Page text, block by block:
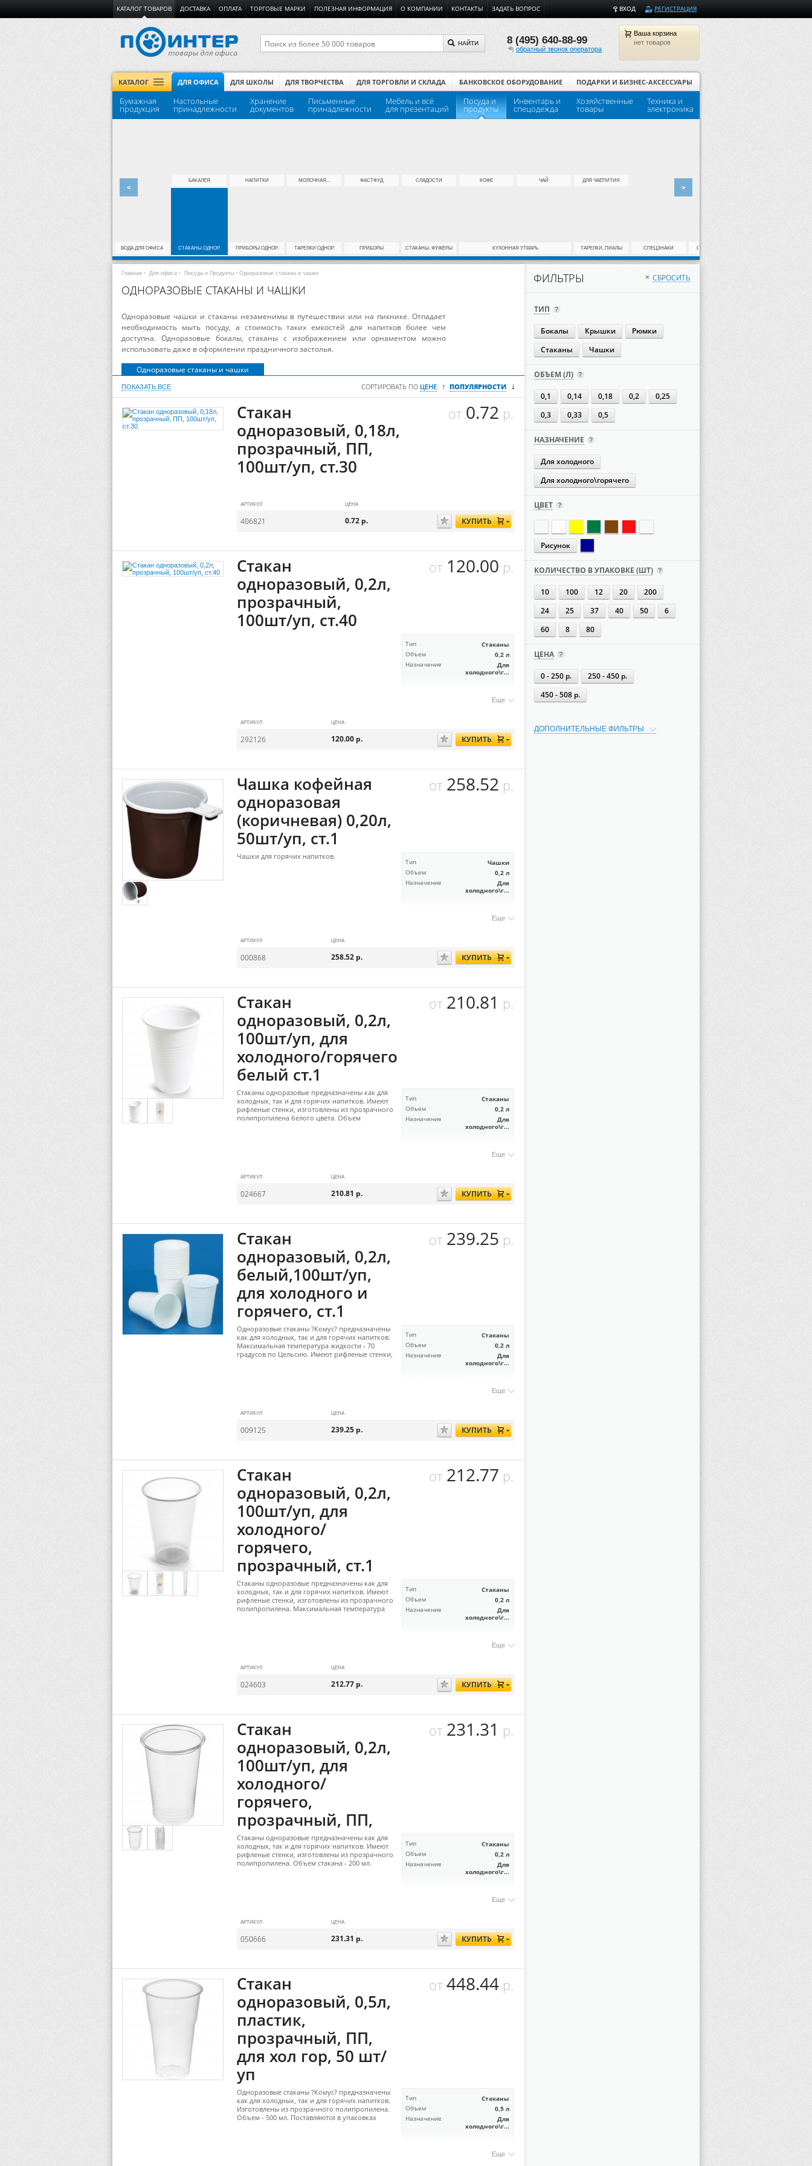
ВХОД РЕГИСТРАЦИЯ
КАТАЛОГ ТОВАРОВ ДОСТАВКА ОПЛАТА ТОРГОВЫЕ МАРКИ ПОЛЕЗНАЯ ИНФОРМАЦИЯ О КОМПАНИИ КОНТАКТЫ ЗАДАТЬ ВОПРОС
Ваша корзина
нет товаров
8 (495) 640-88-99
обратный звонок оператора
НАЙТИ
КАТАЛОГ ДЛЯ ОФИСА ДЛЯ ШКОЛЫ ДЛЯ ТВОРЧЕСТВА ДЛЯ ТОРГОВЛИ И СКЛАДА БАНКОВСКОЕ ОБОРУДОВАНИЕ ПОДАРКИ И БИЗНЕС-АКСЕССУАРЫ
Бумажная
продукция
Настольные
принадлежности
Хранение
документов
Письменные
принадлежности
Мебель и всё
для презентаций
Посуда и
продукты
Инвентарь и
спецодежда
Хозяйственные
товары
Техника и
электроника
ВОДА ДЛЯ ОФИСА
БАКАЛЕЯ НАПИТКИ МОЛОЧНАЯ... ФАСТФУД СЛАДОСТИ КОФЕ ЧАЙ ДЛЯ ЧАЕПИТИЯ
СТАКАНЫ ОДНОР. ПРИБОРЫ ОДНОР. ТАРЕЛКИ ОДНОР. ПРИБОРЫ СТАКАНЫ, ФУЖЕРЫ КУХОННАЯ УТВАРЬ ТАРЕЛКИ, ПИАЛЫ СПЕЦЗНАКИ ОДНОРАЗОВАЯ...
< >
ФИЛЬТРЫ × СБРОСИТЬ
ТИП
Бокалы Крышки
Рюмки
Стаканы
Чашки
ОБЪЕМ (Л)
0,1 0,14 0,18 0,2
0,25
0,3
0,33 0,5
НАЗНАЧЕНИЕ
Для холодного
Для холодного\горячего
ЦВЕТ
Рисунок
КОЛИЧЕСТВО В УПАКОВКЕ (ШТ)
10 100 12 20
200
24
25 37 40 50
6
60
8 80
ЦЕНА
0 - 250 р.
250 - 450 р.
450 - 508 р.
ДОПОЛНИТЕЛЬНЫЕ ФИЛЬТРЫ
Главная › Для офиса › Посуда и Продукты › Одноразовые стаканы и чашки
ОДНОРАЗОВЫЕ СТАКАНЫ И ЧАШКИ
Одноразовые чашки и стаканы незаменимы в путешествии или на пикнике. Отпадает
необходимость мыть посуду, а стоимость таких емкостей для напитков более чем
доступна. Одноразовые бокалы, стаканы с изображением или орнаментом можно
использовать даже в оформлении праздничного застолья.
Одноразовые стаканы и чашки
ПОКАЗАТЬ ВСЕ СОРТИРОВАТЬ ПО ЦЕНЕ ↑ ПОПУЛЯРНОСТИ ↓
Стакан
одноразовый, 0,18л,
прозрачный, ПП,
100шт/уп, ст.30
от 0.72 р.
АРТИКУЛ ЦЕНА
406821 0.72 р. КУПИТЬ
Стакан
одноразовый, 0,2л,
прозрачный,
100шт/уп, ст.40
от 120.00 р.
Тип Стаканы
Объем 0,2 л
Назначение
Для
холодного\г...
Еще
АРТИКУЛ ЦЕНА
292126 120.00 р. КУПИТЬ
Чашка кофейная
одноразовая
(коричневая) 0,20л,
50шт/уп, ст.1
от 258.52 р.
Чашки для горячих напитков.
Тип Чашки
Объем 0,2 л
Назначение
Для
холодного\г...
Еще
АРТИКУЛ ЦЕНА
000868 258.52 р. КУПИТЬ
Стакан
одноразовый, 0,2л,
100шт/уп, для
холодного/горячего
белый ст.1
от 210.81 р.
Стаканы одноразовые предназначены как для
холодных, так и для горячих напитков. Имеют
рифленые стенки, изготовлены из прозрачного
полипропилена белого цвета. Объем
Тип Стаканы
Объем 0,2 л
Назначение
Для
холодного\г...
Еще
АРТИКУЛ ЦЕНА
024667 210.81 р. КУПИТЬ
Стакан
одноразовый, 0,2л,
белый,100шт/уп,
для холодного и
горячего, ст.1
от 239.25 р.
Одноразовые стаканы ?Комус? предназначены
как для холодных, так и для горячих напитков.
Максимальная температура жидкости - 70
градусов по Цельсию. Имеют рифленые стенки,
Тип Стаканы
Объем 0,2 л
Назначение
Для
холодного\г...
Еще
АРТИКУЛ ЦЕНА
009125 239.25 р. КУПИТЬ
Стакан
одноразовый, 0,2л,
100шт/уп, для
холодного/
горячего,
прозрачный, ст.1
от 212.77 р.
Стаканы одноразовые предназначены как для
холодных, так и для горячих напитков. Имеют
рифленые стенки, изготовлены из прозрачного
полипропилена. Максимальная температура
Тип Стаканы
Объем 0,2 л
Назначение
Для
холодного\г...
Еще
АРТИКУЛ ЦЕНА
024603 212.77 р. КУПИТЬ
Стакан
одноразовый, 0,2л,
100шт/уп, для
холодного/
горячего,
прозрачный, ПП,
от 231.31 р.
Стаканы одноразовые предназначены как для
холодных, так и для горячих напитков. Имеют
рифленые стенки, изготовлены из прозрачного
полипропилена. Объем стакана - 200 мл.
Тип Стаканы
Объем 0,2 л
Назначение
Для
холодного\г...
Еще
АРТИКУЛ ЦЕНА
050666 231.31 р. КУПИТЬ
Стакан
одноразовый, 0,5л,
пластик,
прозрачный, ПП,
для хол гор, 50 шт/
уп
от 448.44 р.
Одноразовые стаканы ?Комус? предназначены
как для холодных, так и для горячих напитков.
Изготовлены из прозрачного полипропилена.
Объем - 500 мл. Поставляются в упаковках
Тип Стаканы
Объем 0,5 л
Назначение
Для
холодного\г...
Еще